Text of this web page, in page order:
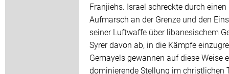
Franjiehs. Israel schreckte durch einen
Aufmarsch an der Grenze und den
seiner Luftwaffe über libanesischem
Syrer davon ab, in die Kämpfe
Gemayels gewannen auf diese Weise
dominierende Stellung im christlichen